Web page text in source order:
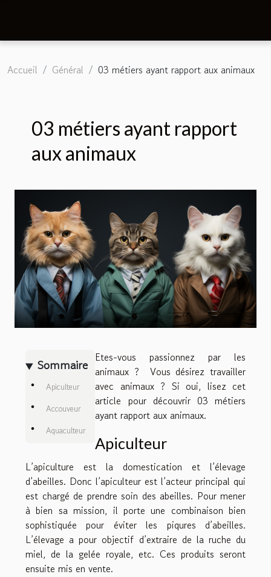
Accueil Général 03 métiers ayant rapport aux animaux
03 métiers ayant rapport
aux animaux
Sommaire
Apiculteur
Accouveur
Aquaculteur
Etes-vous passionnez par les
animaux ? Vous désirez travailler
avec animaux ? Si oui, lisez cet
article pour découvrir 03 métiers
ayant rapport aux animaux.
Apiculteur
L’apiculture est la domestication et l’élevage
d’abeilles. Donc l’apiculteur est l’acteur principal qui
est chargé de prendre soin des abeilles. Pour mener
à bien sa mission, il porte une combinaison bien
sophistiquée pour éviter les piqures d’abeilles.
L’élevage a pour objectif d’extraire de la ruche du
miel, de la gelée royale, etc. Ces produits seront
ensuite mis en vente.